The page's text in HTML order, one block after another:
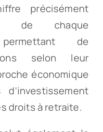
précisément
de chaque
permettant de
selon leur
économique
droits à retraite.